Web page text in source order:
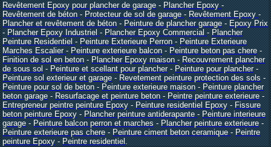
Revêtement Epoxy pour plancher de garage - Plancher Epoxy-
Revêtement de béton- Protecteur de sol de garage- Revêtement Epoxy-
Plancher et revêtement de béton - Peinture de plancher garage - Epoxy Prix
- Plancher Epoxy Industriel- Plancher Epoxy Commercial- Plancher
Peinture Residentiel- Peinture Exterieure Perron- Peinture Exterieure
Marches Escalier- Peinture exterieure balcon - Peinture beton pas chere -
Finition de sol en beton - Plancher Epoxy maison- Recouvrement plancher
de sous sol - Peinture et scellant pour plancher- Peinture pour plancher -
Peinture sol exterieur et garage - Revetement peinture protection des sols -
Peinture pour sol de beton- Peinture exterieure maison - Peinture plancher
beton garage - Resurfacage et peinture beton- Peintre peinture exterieure -
Entrepreneur peintre peinture Epoxy - Peinture residentiel Epoxy - Fissure
beton peinture Epoxy - Plancher peinture antiderapante- Peinture interieure
garage - Peinture balcon perron et marches - Plancher peinture exterieure -
Peinture exterieure pas chere - Peinture ciment beton ceramique- Peintre
peinture Epoxy - Peintre residentiel .